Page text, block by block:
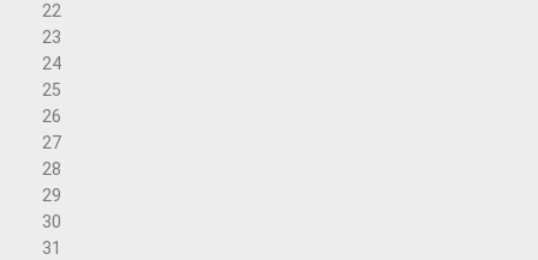
22
23
24
25
26
27
28
29
30
31